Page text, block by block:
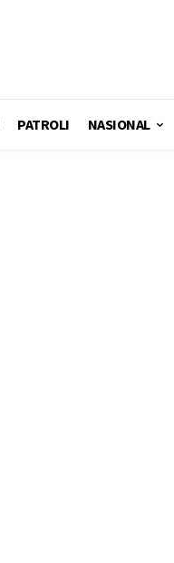
PATROLI NASIONAL